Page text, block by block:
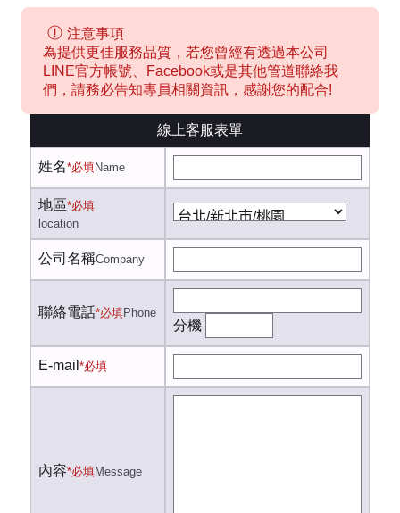
注意事項
為提供更佳服務品質，若您曾經有透過本公司
LINE官方帳號、Facebook或是其他管道聯絡我
們，請務必告知專員相關資訊，感謝您的配合!
線上客服表單
姓名*必填Name
地區*必填
location
公司名稱Company
聯絡電話*必填Phone
分機
E-mail *必填
內容*必填Message